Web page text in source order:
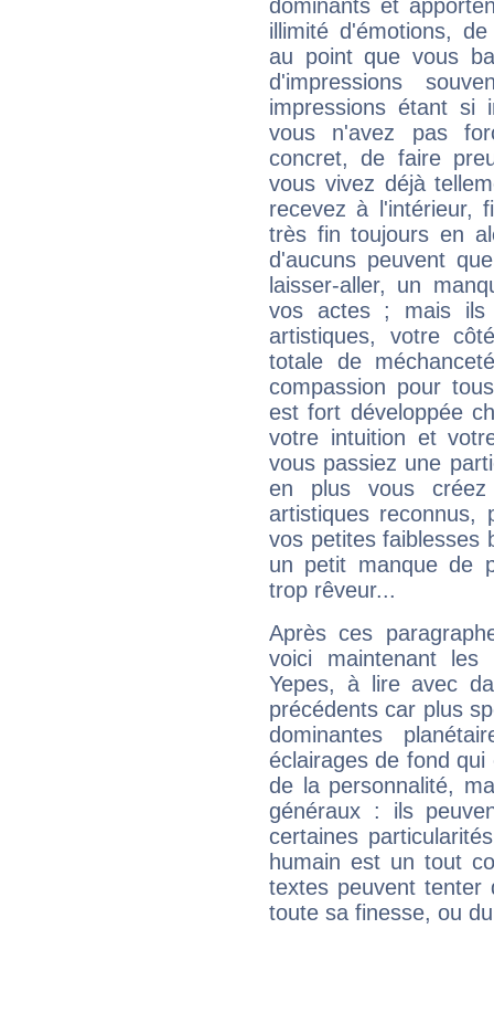
dominants et
illimité d'émotions,
au point que vous
d'impressions
impressions étant si
vous n'avez pas
concret, de faire
vous vivez déjà
recevez à l'intérieur,
très fin toujours en
d'aucuns peuvent
laisser-aller, un
vos actes ; mais ils
artistiques, votre
totale de
compassion pour
est fort développée
votre intuition et
vous passiez une
en plus vous
artistiques reconnus,
vos petites faiblesses
un petit manque de
trop rêveur...
Après ces
voici maintenant
Yepes, à lire avec
précédents car plus
dominantes
éclairages de fond
de la personnalité,
généraux : ils
certaines
humain est un tout
textes peuvent tenter
toute sa finesse, ou